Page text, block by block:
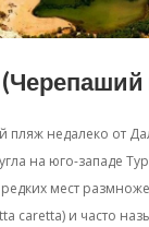
пляж недалеко от
на юго-западе
мест
caretta) и часто